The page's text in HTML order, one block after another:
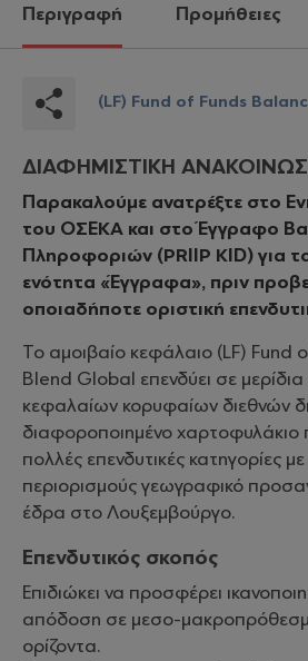
Περιγραφή Προμήθειες
(LF) Fund of Funds
ΔΙΑΦΗΜΙΣΤΙΚΗ
Παρακαλούμε ανατρέξτε στο
του ΟΣΕΚΑ και στο Έγγραφο
Πληροφοριών (PRIIP KID) για
ενότητα «Έγγραφα», πριν
οποιαδήποτε οριστική
Το αμοιβαίο κεφάλαιο (LF) Fund
Blend Global επενδύει σε
κεφαλαίων κορυφαίων διεθνών
διαφοροποιημένο χαρτοφυλάκιο
πολλές επενδυτικές κατηγορίες
περιορισμούς γεωγραφικό
έδρα στο Λουξεμβούργο.
Επενδυτικός σκοπός
Επιδιώκει να προσφέρει
απόδοση σε μεσο-
ορίζοντα.